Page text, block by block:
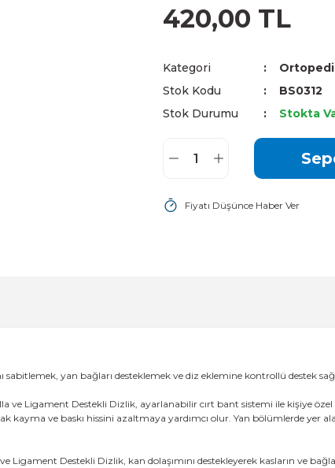
420,00 TL
Kategori Ortopedi
Stok Kodu
BS0312
Stok Durumu
Stokta
Fiyatı Düşünce Haber Ver
sabitlemek, yan bağları desteklemek ve diz eklemine kontrollü destek
ve Ligament Destekli Dizlik, ayarlanabilir cırt bant sistemi ile kişiye
kayma ve baskı hissini azaltmaya yardımcı olur. Yan bölümlerde yer
Ligament Destekli Dizlik, kan dolaşımını destekleyerek kasların ve